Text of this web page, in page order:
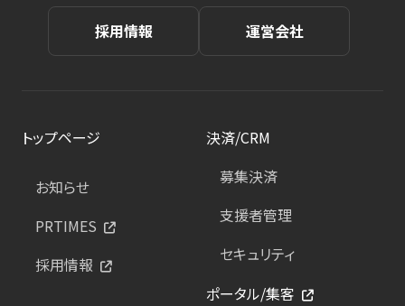
採用情報 運営会社
トップページ
お知らせ
PRTIMES
採用情報
決済/CRM
募集決済
支援者管理
セキュリティ
ポータル/集客